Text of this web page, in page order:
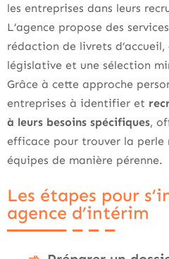
les entreprises dans leurs
L’agence propose des
rédaction de livrets
législative et une sélection
Grâce à cette approche
entreprises à identifier et
à leurs besoins spécifiques,
efficace pour trouver la perle
équipes de manière pérenne.
Les étapes pour
agence d’intérim